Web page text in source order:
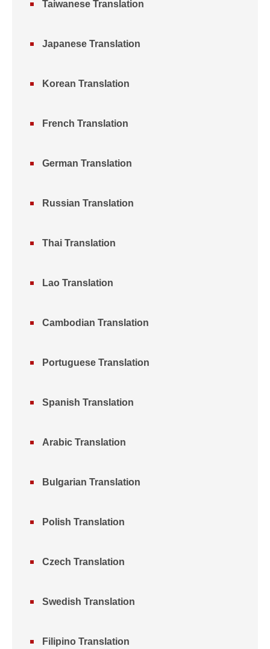
Taiwanese Translation
Japanese Translation
Korean Translation
French Translation
German Translation
Russian Translation
Thai Translation
Lao Translation
Cambodian Translation
Portuguese Translation
Spanish Translation
Arabic Translation
Bulgarian Translation
Polish Translation
Czech Translation
Swedish Translation
Filipino Translation